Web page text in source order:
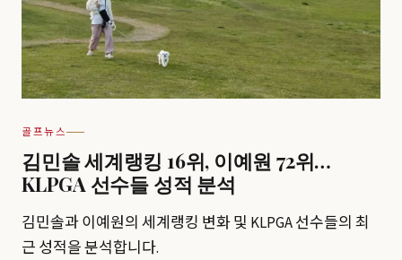
골프뉴스
김민솔 세계랭킹 16위, 이예원 72위…
KLPGA 선수들 성적 분석
김민솔과 이예원의 세계랭킹 변화 및 KLPGA 선수들의 최
근 성적을 분석합니다.